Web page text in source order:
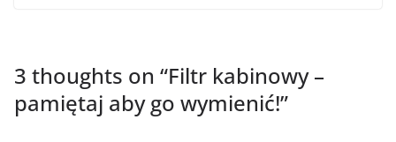
3 thoughts on “Filtr kabinowy –
pamiętaj aby go wymienić!”